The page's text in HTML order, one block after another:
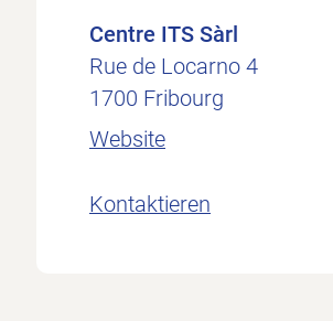
Centre ITS Sàrl
Rue de Locarno 4
1700 Fribourg
Website
Kontaktieren